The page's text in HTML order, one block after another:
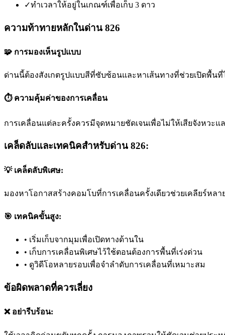
✓ทำเวลาให้อยู่ในเกณฑ์เพื่อเก็บ 3 ดาว
ความท้าทายหลักในด่าน 826
🧩 การมองเห็นรูปแบบ
ด่านนี้ต้องสังเกตรูปแบบสีที่ซับซ้อนและหาเส้นทางที่ช่วยเปิดพื้นที่
⏱️ ความคุ้มค่าของการเคลื่อน
การเคลื่อนแต่ละครั้งควรมีจุดหมายชัดเจนเพื่อไม่ให้เสียจังหวะแ
เคล็ดลับและเทคนิคสำหรับด่าน 826:
💡 เคล็ดลับพิเศษ:
มองหาโอกาสสร้างคอมโบที่การเคลื่อนครั้งเดียวช่วยเคลียร์หล
🎯 เทคนิคขั้นสูง:
• เริ่มเก็บจากมุมเพื่อเปิดทางด้านใน
• เก็บการเคลื่อนพิเศษไว้ใช้ตอนต้องการพื้นที่เร่งด่วน
• ดูวิดีโอหลายรอบเพื่อจำลำดับการเคลื่อนที่เหมาะสม
ข้อผิดพลาดที่ควรเลี่ยง
❌ อย่ารีบร้อน: